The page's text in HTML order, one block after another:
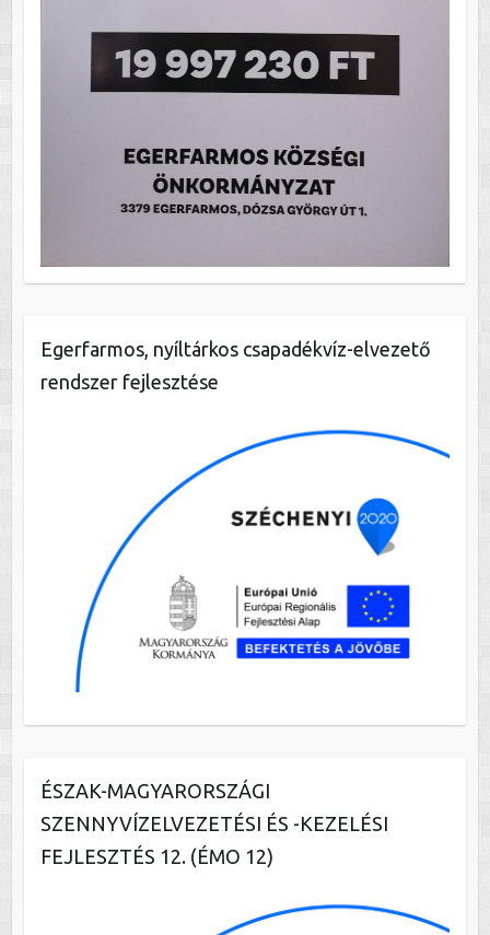
Egerfarmos, nyíltárkos csapadékvíz-elvezető
rendszer fejlesztése
ÉSZAK-MAGYARORSZÁGI
SZENNYVÍZELVEZETÉSI ÉS -KEZELÉSI
FEJLESZTÉS 12. (ÉMO 12)